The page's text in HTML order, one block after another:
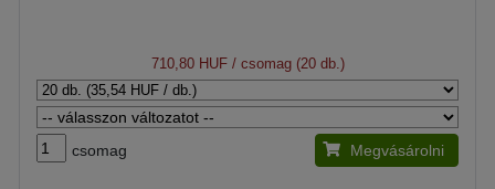
710,80 HUF/ csomag (20 db.)
csomag Megvásárolni